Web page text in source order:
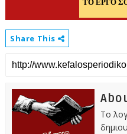
Share This
Το